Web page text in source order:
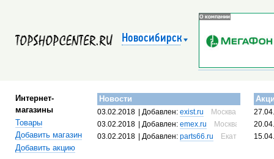
Новосибирск
Интернет-
магазины
Товары
Добавить магазин
Добавить акцию
Новости
03.02.2018 | Добавлен:exist.ru
Москва, Россия
03.02.2018
| Добавлен:emex.ru
Москва, Россия
03.02.2018
| Добавлен:parts66.ru Екатеринбург,